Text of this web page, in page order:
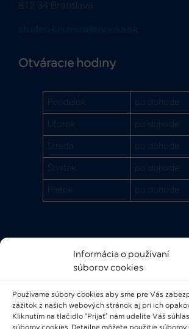
Informácia o používaní
súborov cookies
Používame súbory cookies aby sme pre Vás
zážitok z našich webových stránok aj pri ich
Kliknutím na tlačidlo “Prijať” nám udelíte Váš
812 34 Bratislava
studeo.kniznica@nocka.sk
Otváracie hodiny
Pondelok po dohode
Utorok po dohode
Streda po dohode
Štvrtok po dohode
Piatok po dohode
Rýchle odkazy
Bádateľský poriadok
Knižničný a výpožičný poriadok